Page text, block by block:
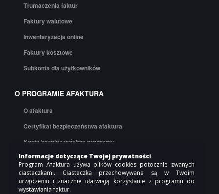
Tłumaczenia faktur
Faktury walutowe
Inwentaryzacja online
Faktury kosztowe
Subkonta dla użytkowników
O PROGRAMIE AFAKTURA
O afaktura
Certyfikat bezpieczeństwa afaktura
Kopie bezpieczeństwa programu
API afaktura
Cennik programu do faktur
Regulamin
Informacje dotyczące Twojej prywatności
Program Afaktura używa plików cookies potocznie zwanych
ciasteczkami. Ciasteczka przechowywane są w Twoim
urządzeniu i znacznie ułatwiają korzystanie z programu do
wystawiania faktur.